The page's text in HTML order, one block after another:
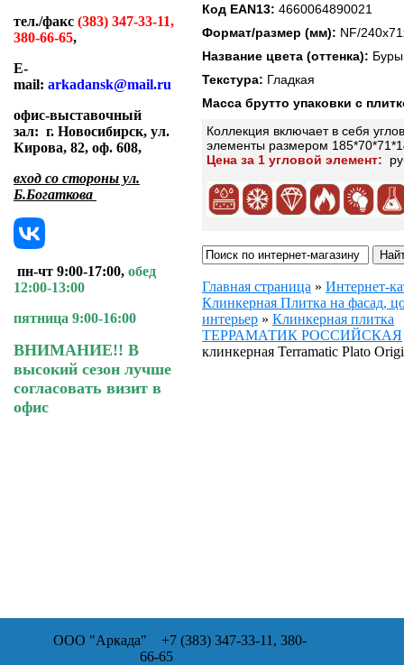
тел./факс (383) 347-33-11,
380-66-65,
E-
mail: arkadansk@mail.ru
офис-выставочный
зал: г. Новосибирск, ул.
Кирова, 82, оф. 608,
вход со стороны ул.
Б.Богаткова
пн-чт 9:00-17:00, обед
12:00-13:00
пятница 9:00-16:00
ВНИМАНИЕ!! В
высокий сезон лучше
согласовать визит в
офис
Код EAN13: 4660064890021
Формат/размер (мм): NF/
Название цвета (оттенка):
Текстура: Гладкая
Масса брутто упаковки с
Коллекция включает в себя
элементы размером
Цена за 1 угловой элемент:
Главная страница » Интернет-
Клинкерная Плитка на фасад,
интерьер » Клинкерная плитка
ТЕРРАМАТИК РОССИЙСКАЯ
клинкерная Terramatic Plato
ООО "Аркада" +7 (383) 347-33-11, 380-
66-65